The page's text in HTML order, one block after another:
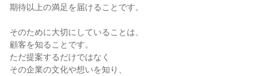
期待以上の満足を届けることです。
そのために大切にしていることは、
顧客を知ることです。
ただ提案するだけではなく
その企業の文化や想いを知り、